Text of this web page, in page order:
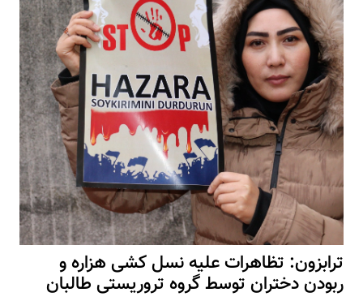
ترابزون: تظاهرات علیه نسل کشی هزاره و
ربودن دختران توسط گروه تروریستی طالبان